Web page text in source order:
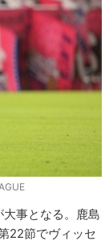
事となる。鹿島
22節でヴィッセ